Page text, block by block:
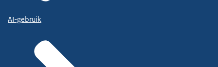
AI-gebruik